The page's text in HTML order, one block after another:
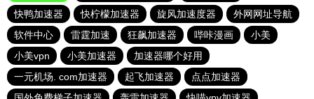
快鸭加速器
快柠檬加速器 旋风加速度器
外网网址导航
软件中心
雷霆加速 狂飙加速器 哔咔漫画
小美
小美vpn
小美加速器
加速器哪个好用
一元机场. com加速器
起飞加速器
点点加速器